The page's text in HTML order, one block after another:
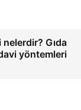
Gıda
yöntemleri